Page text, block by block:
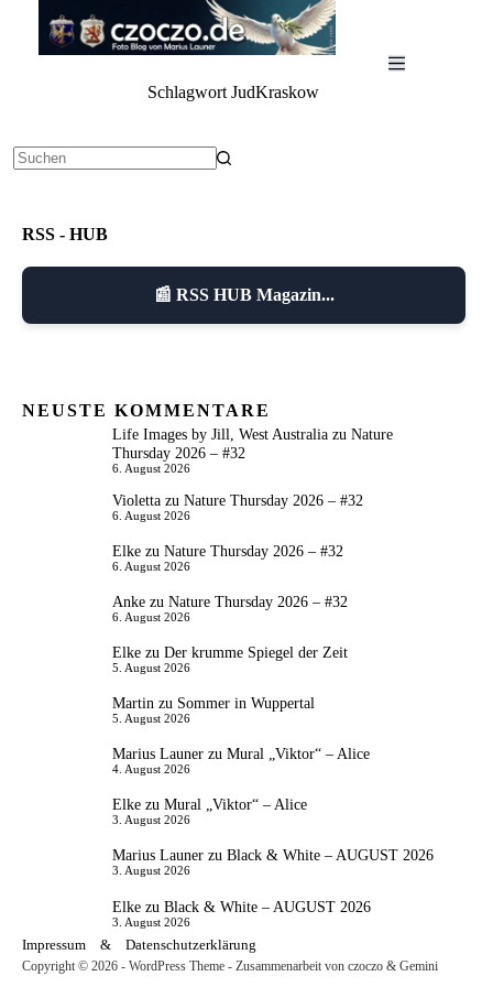
springen
SchlagwortJudKraskow
RSS - HUB
📰 RSS HUB Magazin...
NEUSTE KOMMENTARE
Life Images by Jill, West Australiazu Nature
Thursday 2026 – #32
6. August 2026
Violettazu Nature Thursday 2026 – #32
6. August 2026
Elkezu Nature Thursday 2026 – #32
6. August 2026
Ankezu Nature Thursday 2026 – #32
6. August 2026
Elkezu Der krumme Spiegel der Zeit
5. August 2026
Martin zu Sommer in Wuppertal
5. August 2026
Marius Launerzu Mural „Viktor“ – Alice
4. August 2026
Elkezu Mural „Viktor“ – Alice
3. August 2026
Marius Launerzu Black & White – AUGUST 2026
3. August 2026
Elkezu Black & White – AUGUST 2026
3. August 2026
Impressum & Datenschutzerklärung
Copyright © 2026 - WordPress Theme - Zusammenarbeit von czoczo & Gemini